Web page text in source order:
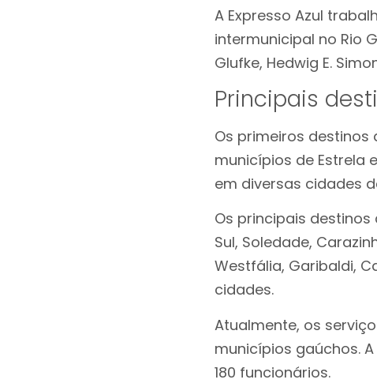
A Expresso Azul
intermunicipal no Rio
Glufke, Hedwig E.
Principais
Os primeiros destinos
municípios de Estrela
em diversas cidades
Os principais destinos
Sul, Soledade,
Westfália, Garibaldi,
cidades.
Atualmente, os
municípios gaúchos.
180 funcionários.